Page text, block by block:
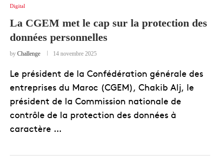
Digital
La CGEM met le cap sur la protection des
données personnelles
by Challenge 14 novembre 2025
Le président de la Confédération générale des
entreprises du Maroc (CGEM), Chakib Alj, le
président de la Commission nationale de
contrôle de la protection des données à
caractère …